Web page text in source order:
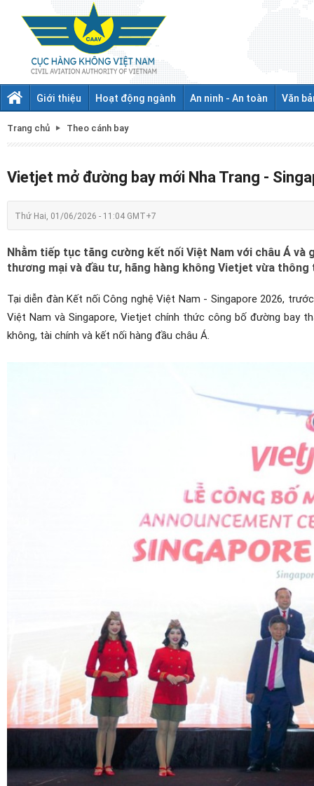
Giới thiệu Hoạt động ngành An ninh - An toàn Văn
Trang chủ Theo cánh bay
Vietjet mở đường bay mới Nha Trang -
Thứ Hai, 01/06/2026 - 11:04 GMT+7
Nhằm tiếp tục tăng cường kết nối Việt Nam với châu Á
thương mại và đầu tư, hãng hàng không Vietjet vừa
Tại diễn đàn Kết nối Công nghệ Việt Nam - Singapore 2026,
Việt Nam và Singapore, Vietjet chính thức công bố đường bay
không, tài chính và kết nối hàng đầu châu Á.